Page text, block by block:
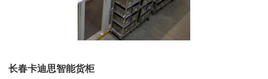
长春卡迪思智能货柜